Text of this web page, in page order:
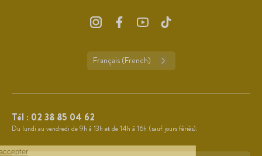
Français (French)
Tél : 02 38 85 04 62
Du lundi au vendredi de 9h à 13h et de 14h à 16h (sauf jours fériés).